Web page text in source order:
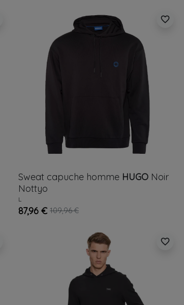
favorite_border
Sweat capuche homme HUGO Noir
Nottyo
L
87,96 € 109,96 €
favorite_border